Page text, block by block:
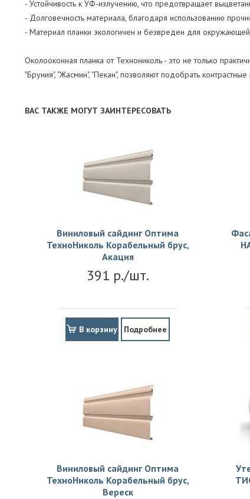
- Устойчивость к УФ-излучению, что предотвращает
- Долговечность материала, благодаря использованию
- Материал планки экологичен и безвреден для
Околооконная планка от Технониколь - это не только
"Бруния", "Жасмин", "Пекан", позволяют подобрать
ВАС ТАКЖЕ МОГУТ ЗАИНТЕРЕСОВАТЬ
Виниловый сайдинг Оптима
ТехноНиколь Корабельный брус,
Акация
391 р./шт.
В корзину Подробнее
Виниловый сайдинг Оптима
ТехноНиколь Корабельный брус,
Вереск